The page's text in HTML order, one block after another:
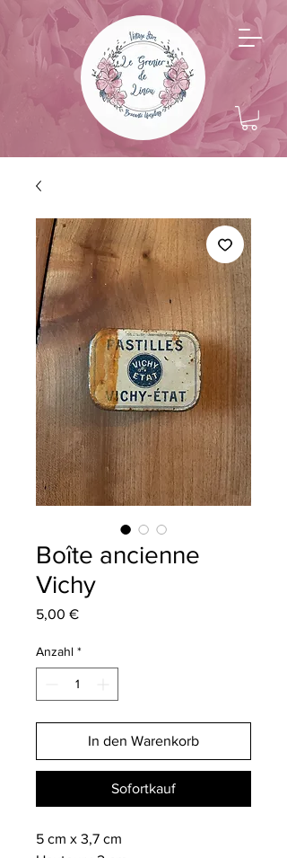
Boîte ancienne
Vichy
5,00 €Preis
Anzahl *
In den Warenkorb
Sofortkauf
5 cm x 3,7 cm